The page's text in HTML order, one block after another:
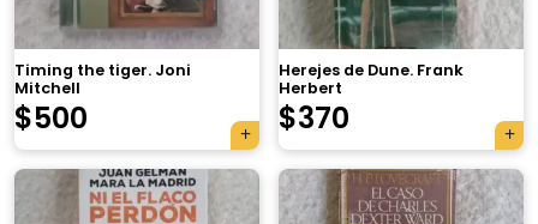
Timing the tiger. Joni
Mitchell
$500
Herejes de Dune. Frank
Herbert
$370